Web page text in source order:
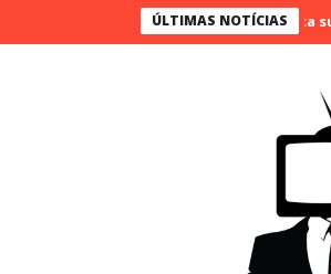
ÚLTIMAS NOTÍCIAS
narra o último jogo e marca sua